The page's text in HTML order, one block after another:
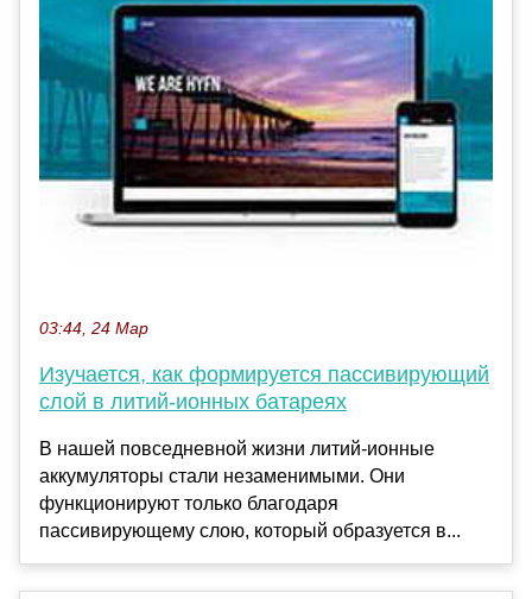
03:44, 24 Мар
Изучается, как формируется пассивирующий
слой в литий-ионных батареях
В нашей повседневной жизни литий-ионные
аккумуляторы стали незаменимыми. Они
функционируют только благодаря
пассивирующему слою, который образуется в...